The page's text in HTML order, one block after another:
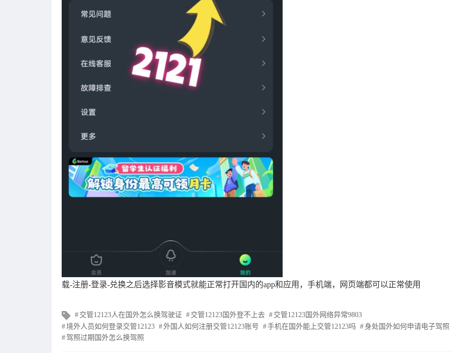
载-注册-登录-兑换之后选择影音模式就能正常打开国内的app和应用，手机端，网页端都可以正常使用
文
章
标
签
交管12123人在国外怎么换驾驶证 交管12123国外登不上去
交管12123国外网络异常9803
境外人员如何登录交管12123
外国人如何注册交管12123账号 手机在国外能上交管12123吗
身处国外如何申请电子驾照
驾照过期国外怎么换驾照